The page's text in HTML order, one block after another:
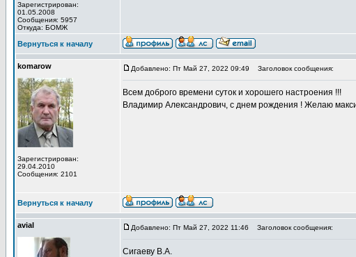
Зарегистрирован:
01.05.2008
Сообщения: 5957
Откуда: БОМЖ
Вернуться к началу
komarow
Зарегистрирован:
29.04.2010
Сообщения: 2101
Добавлено: Пт Май 27, 2022 09:49 Заголовок сообщения:
Всем доброго времени суток и хорошего настроения !!!
Владимир Александрович, с днем рождения ! Желаю
Вернуться к началу
avial Добавлено: Пт Май 27, 2022 11:46 Заголовок сообщения:
Сигаеву В.А.